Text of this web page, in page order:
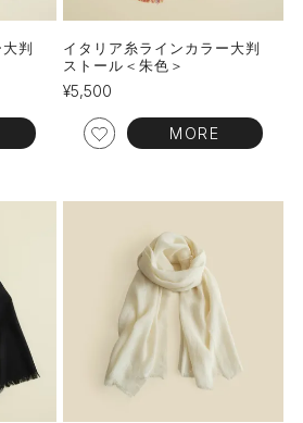
判
イタリア糸ラインカラー大判
ストール＜朱色＞
¥5,500
MORE